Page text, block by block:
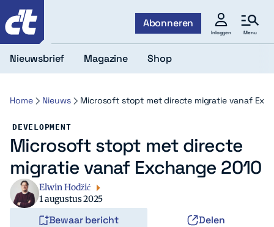
Abonneren
Inloggen Menu
Nieuwsbrief Magazine Shop
Home Nieuws Microsoft stopt met directe migratie vanaf
DEVELOPMENT
Microsoft stopt met directe
migratie vanaf Exchange 2010
Elwin Hodžić
1 augustus 2025
Bewaar bericht Delen